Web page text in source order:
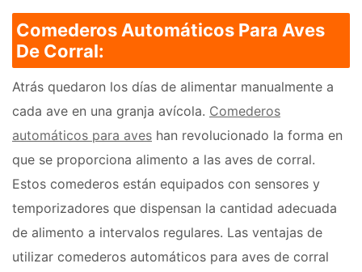
Comederos Automáticos Para Aves
De Corral:
Atrás quedaron los días de alimentar manualmente a
cada ave en una granja avícola. Comederos
automáticos para aves han revolucionado la forma en
que se proporciona alimento a las aves de corral.
Estos comederos están equipados con sensores y
temporizadores que dispensan la cantidad adecuada
de alimento a intervalos regulares. Las ventajas de
utilizar comederos automáticos para aves de corral